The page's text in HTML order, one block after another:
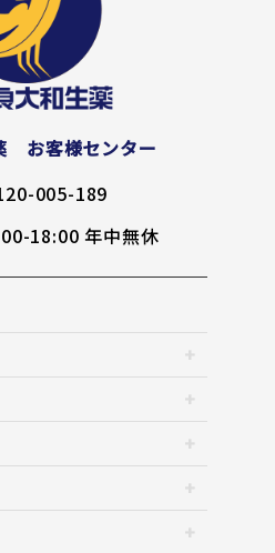
お客様センター
005-189
18:00 年中無休